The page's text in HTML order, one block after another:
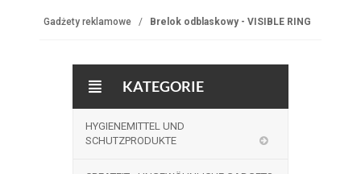
Gadżety reklamowe Brelok odblaskowy - VISIBLE RING
KATEGORIE
HYGIENEMITTEL UND
SCHUTZPRODUKTE